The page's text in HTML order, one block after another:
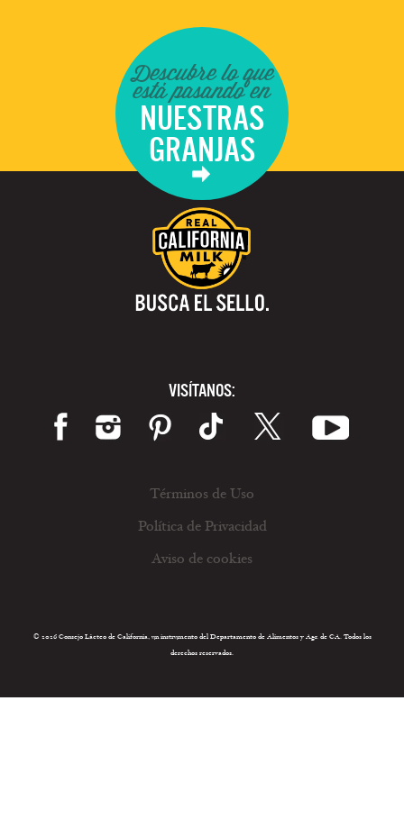
Descubre lo que
está pasando en
NUESTRAS
GRANJAS
VISÍTANOS:
Términos de Uso
Política de Privacidad
Aviso de cookies
© 2026 Consejo Lácteo de California, un instrumento del Departamento de Alimentos y Agr. de CA. Todos los
derechos reservados.